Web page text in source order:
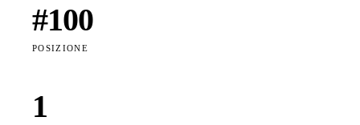
#100
POSIZIONE
1